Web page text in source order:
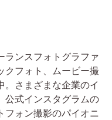
ランスフォトグラファ
クフォト、ムービー撮
。さまざまな企業のイ
公式インスタグラムの
フォン撮影のパイオニ